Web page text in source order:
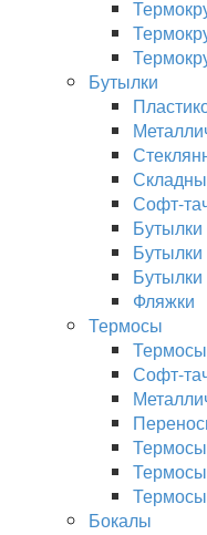
Бутылки
Софт-
Бутылки
Бутылки
Фляжки
Термосы
Термосы
Софт-
Термосы
Бокалы